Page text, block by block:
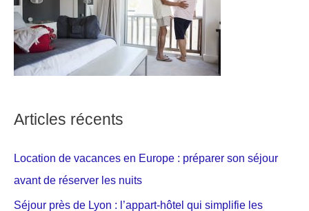
Articles récents
Location de vacances en Europe : préparer son séjour
avant de réserver les nuits
Séjour près de Lyon : l’appart-hôtel qui simplifie les